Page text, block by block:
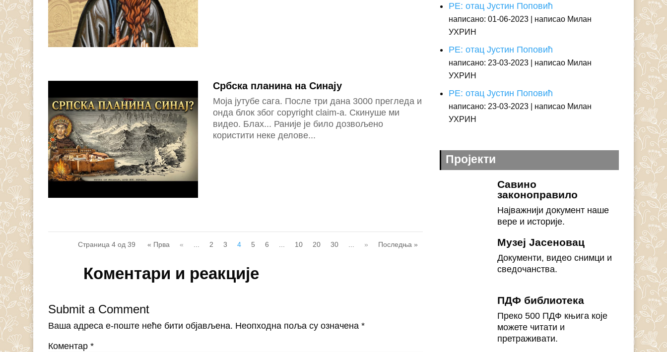
Србска планина на Синају
Моја јутубе сага. После три дана 3000 прегледа и
онда блок због copyright claim-а. Скинуше ми
видео. Блах... Раније је било дозвољено
користити неке делове...
Страница 4 од 39 « Прва « 2 3 4 5 6 10 20 30 » Последња »
Коментари и реакције
Submit a Comment
Ваша адреса е-поште неће бити објављена. Неопходна поља су означена*
Коментар*
РЕ: отац Јустин Поповић
написано: 01-06-2023
написао Милан
УХРИН
РЕ: отац Јустин Поповић
написано: 23-03-2023
написао Милан
УХРИН
РЕ: отац Јустин Поповић
написано: 23-03-2023
написао Милан
УХРИН
Пројекти
Савино
законоправило
Најважнији документ наше
вере и историје.
Музеј Јасеновац
Документи, видео снимци и
сведочанства.
ПДФ библиотека
Преко 500 ПДФ књига које
можете читати и
претраживати.